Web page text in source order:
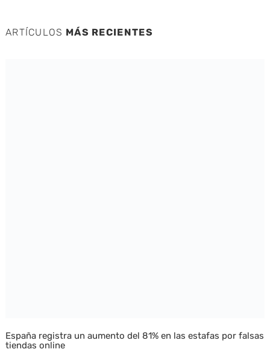
ARTÍCULOS MÁS RECIENTES
España registra un aumento del 81% en las estafas por falsas
tiendas online